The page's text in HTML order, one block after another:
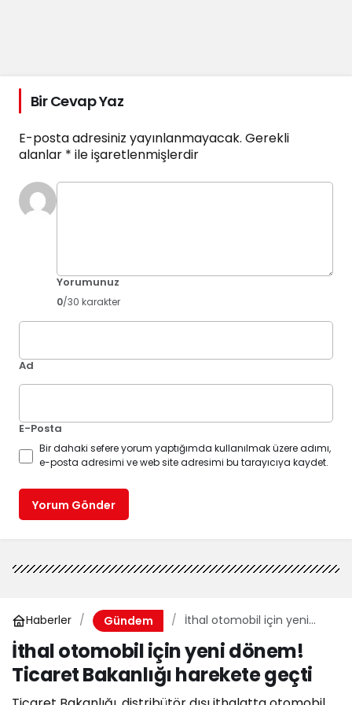
Bir Cevap Yaz
E-posta adresiniz yayınlanmayacak. Gerekli
alanlar * ile işaretlenmişlerdir
Yorumunuz
0/30 karakter
Ad
E-Posta
Bir dahaki sefere yorum yaptığımda kullanılmak üzere adımı,
e-posta adresimi ve web site adresimi bu tarayıcıya kaydet.
Yorum Gönder
Haberler Gündem
İthal otomobil için yeni
harekete geçti
İthal otomobil için yeni dönem!
Ticaret Bakanlığı harekete geçti